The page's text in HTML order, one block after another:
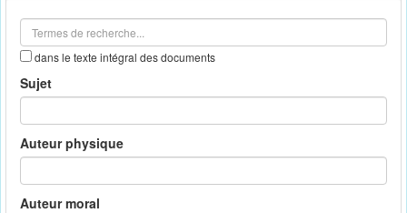
dans le texte intégral des documents
Sujet
Auteur physique
Auteur moral